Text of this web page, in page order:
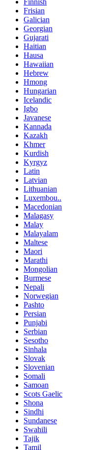
Frisian
Galician
Georgian
Gujarati
Haitian
Hausa
Hawaiian
Hebrew
Hmong
Hungarian
Icelandic
Igbo
Javanese
Kannada
Kazakh
Khmer
Kurdish
Kyrgyz
Latin
Latvian
Lithuanian
Luxembou..
Macedonian
Malagasy
Malay
Malayalam
Maltese
Maori
Marathi
Mongolian
Burmese
Nepali
Norwegian
Pashto
Persian
Punjabi
Serbian
Sesotho
Sinhala
Slovak
Slovenian
Somali
Samoan
Scots Gaelic
Shona
Sindhi
Sundanese
Swahili
Tajik
Tamil